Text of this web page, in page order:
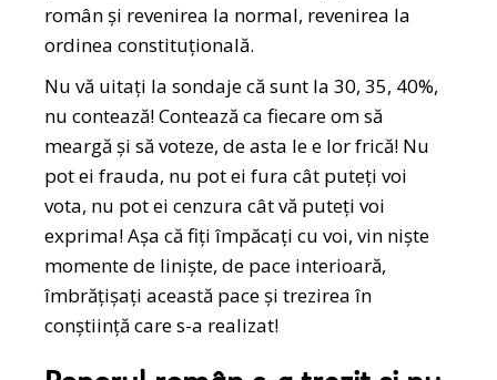
român și revenirea la normal, revenirea la
ordinea constituțională.
Nu vă uitați la sondaje că sunt la 30, 35, 40%,
nu contează! Contează ca fiecare om să
meargă și să voteze, de asta le e lor frică! Nu
pot ei frauda, nu pot ei fura cât puteți voi
vota, nu pot ei cenzura cât vă puteți voi
exprima! Așa că fiți împăcați cu voi, vin niște
momente de liniște, de pace interioară,
îmbrățișați această pace și trezirea în
conștiință care s-a realizat!